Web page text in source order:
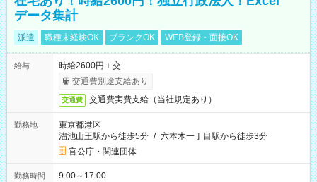
データ集計
派遣 職種未経験OK ブランクOK WEB登録・面接OK
給与
時給2600円＋交
交通費別途支給あり
交通費 交通費実費支給（当社規定あり）
勤務地
東京都港区
溜池山王駅から徒歩5分 / 六本木一丁目駅から徒歩3分
官公庁・関連団体
勤務時間 9:00～17:00